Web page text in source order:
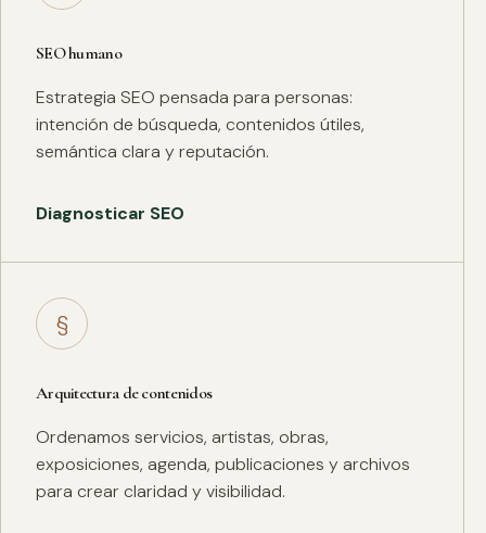
SEO humano
Estrategia SEO pensada para personas:
intención de búsqueda, contenidos útiles,
semántica clara y reputación.
Diagnosticar SEO
§
Arquitectura de contenidos
Ordenamos servicios, artistas, obras,
exposiciones, agenda, publicaciones y archivos
para crear claridad y visibilidad.